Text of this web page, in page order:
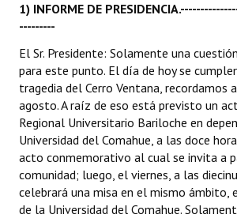
Resoluciones
Resoluciones de Presidencia
INSTITUCIONAL
Antiguos Pobladores
Noticias Destacadas
Registros y Distinciones
1) INFORME DE
---------
El Sr. Presidente: Solamente una
para este punto. El día de hoy se
tragedia del Cerro Ventana, recordamos
agosto. A raíz de eso está previsto un
Regional Universitario Bariloche en
Universidad del Comahue, a las doce
acto conmemorativo al cual se invita a
comunidad; luego, el viernes, a las
celebrará una misa en el mismo ámbito,
de la Universidad del Comahue.